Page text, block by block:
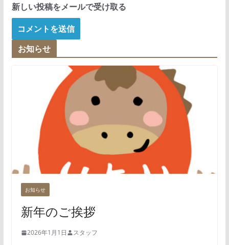
新しい投稿をメールで受け取る
お知らせ
お知らせ
新年のご挨拶
2026年1月1日 スタッフ